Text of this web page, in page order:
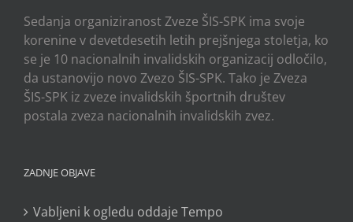
Sedanja organiziranost Zveze ŠIS-SPK ima svoje
korenine v devetdesetih letih prejšnjega stoletja, ko
se je 10 nacionalnih invalidskih organizacij odločilo,
da ustanovijo novo Zvezo ŠIS-SPK. Tako je Zveza
ŠIS-SPK iz zveze invalidskih športnih društev
postala zveza nacionalnih invalidskih zvez.
ZADNJE OBJAVE
Vabljeni k ogledu oddaje Tempo